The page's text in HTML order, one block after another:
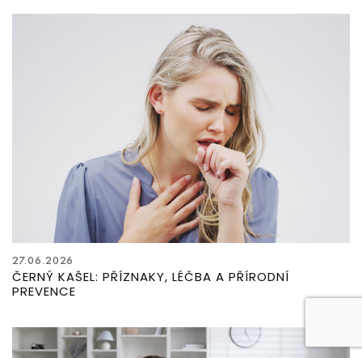
27.06.2026
ČERNÝ KAŠEL: PŘÍZNAKY, LÉČBA A PŘÍRODNÍ
PREVENCE